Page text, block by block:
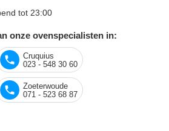
tot 23:00
onze ovenspecialisten in:
Cruquius
023 - 548 30 60
Zoeterwoude
071 - 523 68 87